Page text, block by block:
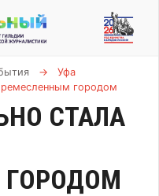
→
Уфа
городом
СТАЛА